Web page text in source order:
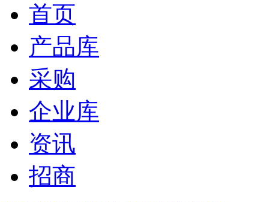
首页
产品库
采购
企业库
资讯
招商